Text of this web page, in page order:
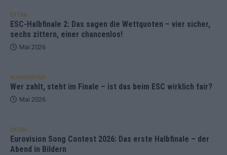
EXTRA
ESC-Halbfinale 2: Das sagen die Wettquoten – vier sicher,
sechs zittern, einer chancenlos!
Mai 2026
KOMMENTAR
Wer zahlt, steht im Finale – ist das beim ESC wirklich fair?
Mai 2026
EXTRA
Eurovision Song Contest 2026: Das erste Halbfinale – der
Abend in Bildern